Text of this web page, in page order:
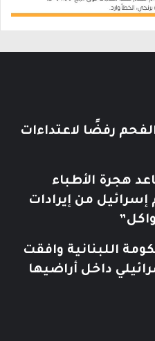
رفضًا لاعتداءات
هجرة الأطباء
من إيرادات
اللبنانية وافقت
داخل أراضيها